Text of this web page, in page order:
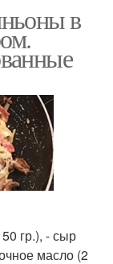
в
гр.), - сыр
масло (2